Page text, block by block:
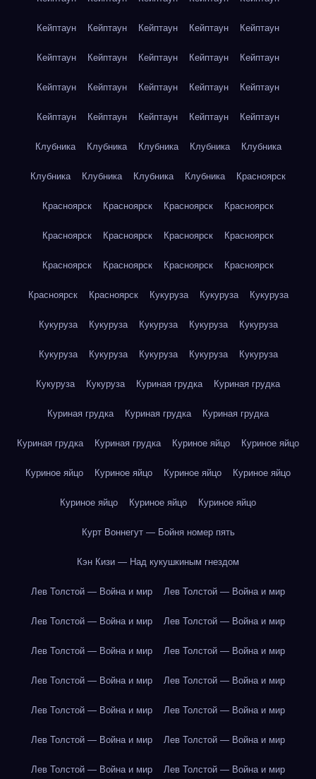
Кейптаун Кейптаун Кейптаун Кейптаун Кейптаун
Кейптаун Кейптаун Кейптаун Кейптаун Кейптаун
Кейптаун Кейптаун Кейптаун Кейптаун Кейптаун
Кейптаун Кейптаун Кейптаун Кейптаун Кейптаун
Клубника Клубника Клубника Клубника Клубника
Клубника Клубника Клубника Клубника Красноярск
Красноярск Красноярск Красноярск Красноярск
Красноярск Красноярск Красноярск Красноярск
Красноярск Красноярск Красноярск Красноярск
Красноярск Красноярск Кукуруза Кукуруза Кукуруза
Кукуруза Кукуруза Кукуруза Кукуруза Кукуруза
Кукуруза Кукуруза Кукуруза Кукуруза Кукуруза
Кукуруза Кукуруза Куриная грудка Куриная грудка
Куриная грудка Куриная грудка Куриная грудка
Куриная грудка Куриная грудка Куриное яйцо Куриное яйцо
Куриное яйцо Куриное яйцо Куриное яйцо Куриное яйцо
Куриное яйцо Куриное яйцо Куриное яйцо
Курт Воннегут — Бойня номер пять
Кэн Кизи — Над кукушкиным гнездом
Лев Толстой — Война и мир Лев Толстой — Война и мир
Лев Толстой — Война и мир Лев Толстой — Война и мир
Лев Толстой — Война и мир Лев Толстой — Война и мир
Лев Толстой — Война и мир Лев Толстой — Война и мир
Лев Толстой — Война и мир Лев Толстой — Война и мир
Лев Толстой — Война и мир Лев Толстой — Война и мир
Лев Толстой — Война и мир Лев Толстой — Война и мир